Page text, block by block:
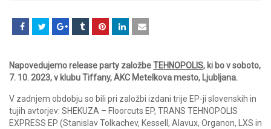
Napovedujemo release party založbeTEHNOPOLIS, ki bo v soboto,
7. 10. 2023, v klubu Tiffany, AKC Metelkova mesto, Ljubljana.
V zadnjem obdobju so bili pri založbi izdani trije EP-ji slovenskih in
tujih avtorjev: SHEKUZA – Floorcuts EP, TRANS TEHNOPOLIS
EXPRESS EP (Stanislav Tolkachev, Kessell, Alavux, Organon, LXS in